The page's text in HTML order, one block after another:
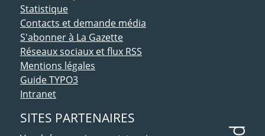
Statistique
Contacts et demande média
S'abonner à La Gazette
Réseaux sociaux et flux RSS
Mentions légales
Guide TYPO3
Intranet
SITES PARTENAIRES